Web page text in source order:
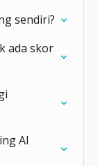
sendiri?
ada skor
AI